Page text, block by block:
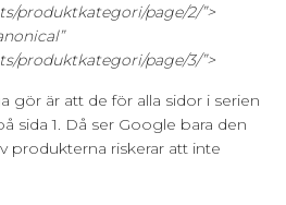
produktkategori/page/2/”>
produktkategori/page/3/”>
gör är att de för alla sidor i serien
sida 1. Då ser Google bara den
produkterna riskerar att inte